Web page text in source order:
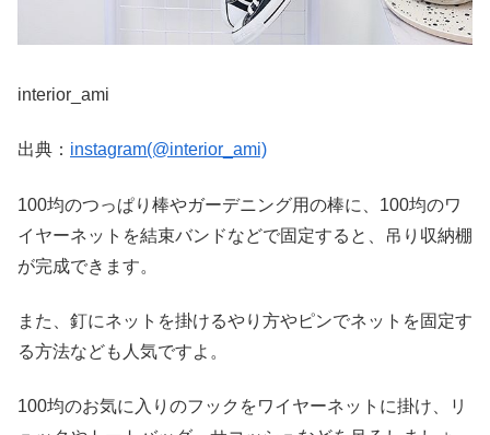
interior_ami
出典： instagram(@interior_ami)
100均のつっぱり棒やガーデニング用の棒に、100均のワ
イヤーネットを結束バンドなどで固定すると、吊り収納棚
が完成できます。
また、釘にネットを掛けるやり方やピンでネットを固定す
る方法なども人気ですよ。
100均のお気に入りのフックをワイヤーネットに掛け、リ